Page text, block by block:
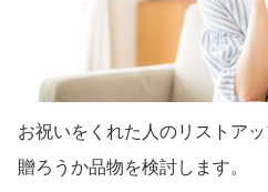
お祝いをくれた人のリストア
贈ろうか品物を検討します。